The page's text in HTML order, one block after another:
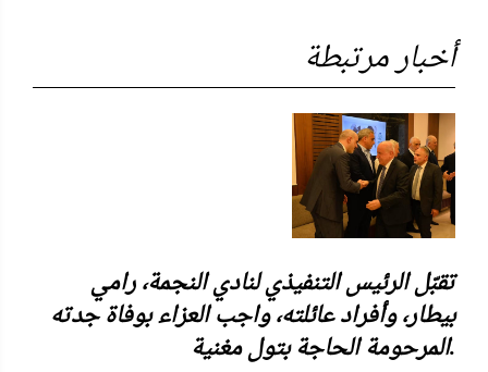
أخبار مرتبطة
تقبّل الرئيس التنفيذي لنادي النجمة، رامي
بيطار، وأفراد عائلته، واجب العزاء بوفاة جدته
المرحومة الحاجة بتول مغنية.